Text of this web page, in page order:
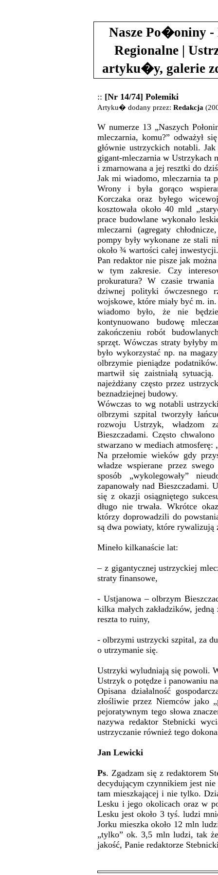
Nasze Po�oniny -
Regionalne |
artyku�y, galerie
:: [Nr 14/74] Polemiki
Artyku� dodany przez: Redakcja
W numerze 13 „Naszych
mleczarnia, komu?” odważył
głównie ustrzyckich notabli.
gigant-mleczarnia w Ustrzykach
i zmarnowana a jej resztki do
Jak mi wiadomo, mleczarnia ta
Wrony i była gorąco
Korczaka oraz byłego
kosztowała około 40 mld
prace budowlane wykonało
mleczarni (agregaty
pompy były wykonane ze stali
około ¾ wartości całej inwestycji.
Pan redaktor nie pisze jak
w tym zakresie. Czy
prokuratura? W czasie
dziwnej polityki ówczesnego
wojskowe, które miały być m.
wiadomo było, że nie
kontynuowano budowę
zakończeniu robót
sprzęt. Wówczas straty byłyby
było wykorzystać np. na
olbrzymie pieniądze
martwił się zaistniałą
najeżdżany często przez
beznadziejnej budowy.
Wówczas to wg notabli
olbrzymi szpital tworzyły
rozwoju Ustrzyk, władzom
Bieszczadami. Często
stwarzano w mediach
Na przełomie wieków gdy
władze wspierane przez
sposób „wykolegowały”
zapanowały nad
się z okazji osiągniętego
długo nie trwała. Wkrótce
którzy doprowadzili do
są dwa powiaty, które rywalizują
Mineło kilkanaście lat:
– z gigantycznej ustrzyckiej
straty finansowe,
- Ustjanowa – olbrzym
kilka małych zakładzików,
reszta to ruiny,
- olbrzymi ustrzycki szpital, za
o utrzymanie się.
Ustrzyki wyludniają się powoli.
Ustrzyk o potędze i panowaniu
Opisana działalność
złośliwie przez Niemców jako
pejoratywnym tego słowa
nazywa redaktor Stebnicki
ustrzyczanie również tego
Jan Lewicki
Ps. Zgadzam się z redaktorem
decydującym czynnikiem jest
tam mieszkającej i nie tylko.
Lesku i jego okolicach oraz w
Lesku jest około 3 tyś. ludzi
Jorku mieszka około 12 mln
„tylko” ok. 3,5 mln ludzi, tak
jakość, Panie redaktorze